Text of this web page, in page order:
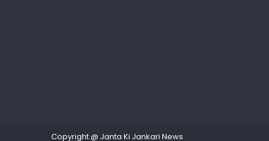
Copyright @ Janta Ki Jankari News